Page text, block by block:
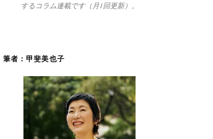
するコラム連載です（月1回更新）。
筆者：甲斐美也子